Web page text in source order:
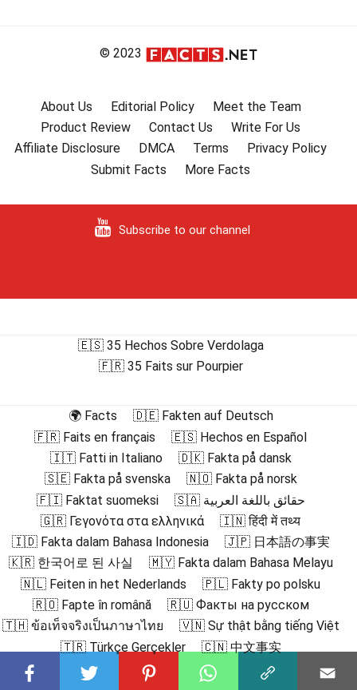
© 2023
About Us Editorial Policy
Meet the Team
Product Review
Contact Us
Write For Us
Affiliate Disclosure
DMCA Terms
Privacy Policy
Submit Facts
More Facts
Subscribe to our channel
🇪🇸 35 Hechos Sobre Verdolaga
🇫🇷 35 Faits sur Pourpier
🌍 Facts
🇩🇪 Fakten auf Deutsch
🇫🇷 Faits en français
🇪🇸 Hechos en Español
🇮🇹 Fatti in Italiano
🇩🇰 Fakta på dansk
🇸🇪 Fakta på svenska
🇳🇴 Fakta på norsk
🇫🇮 Faktat suomeksi
🇸🇦 حقائق باللغة العربية
🇬🇷 Γεγονότα στα ελληνικά
🇮🇳 हिंदी में तथ्य
🇮🇩 Fakta dalam Bahasa Indonesia
🇯🇵 日本語の事実
🇰🇷 한국어로 된 사실
🇲🇾 Fakta dalam Bahasa Melayu
🇳🇱 Feiten in het Nederlands
🇵🇱 Fakty po polsku
🇷🇴 Fapte în română
🇷🇺 Факты на русском
🇹🇭 ข้อเท็จจริงเป็นภาษาไทย
🇻🇳 Sự thật bằng tiếng Việt
🇹🇷 Türkçe Gerçekler
🇨🇳 中文事实